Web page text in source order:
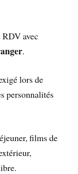
RDV avec
.
lors de
personnalités
films de